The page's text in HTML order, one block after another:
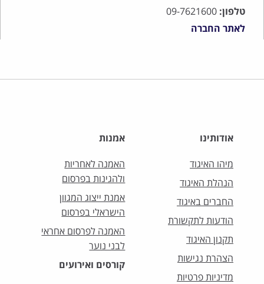
טלפון: 09-7621600
לאתר החברה
אודותינו
מיהו האיגוד
הנהלת האיגוד
החברים באיגוד
הודעות לתקשורת
תקנון האיגוד
הצהרת נגישות
מדיניות פרטיות
אמנות
האמנה לאחריות
ולהגינות בפרסום
אמנת ייצוג המגוון
הישראלי בפרסום
האמנה לפרסום אחראי
לבני נוער
קורסים ואירועים